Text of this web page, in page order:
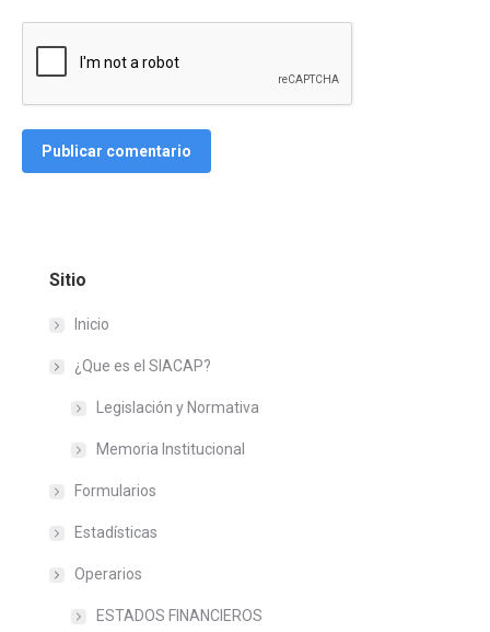
Publicar comentario
Sitio
Inicio
¿Que es el SIACAP?
Legislación y Normativa
Memoria Institucional
Formularios
Estadísticas
Operarios
ESTADOS FINANCIEROS